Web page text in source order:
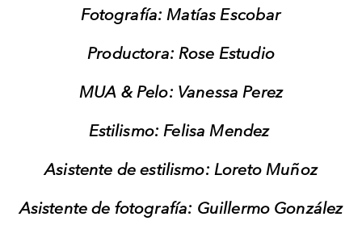
Fotografía: Matías Escobar
Productora: Rose Estudio
MUA & Pelo: Vanessa Perez
Estilismo: Felisa Mendez
Asistente de estilismo: Loreto Muñoz
Asistente de fotografía: Guillermo González